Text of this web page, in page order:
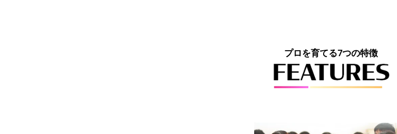
プロを育てる7つの特徴